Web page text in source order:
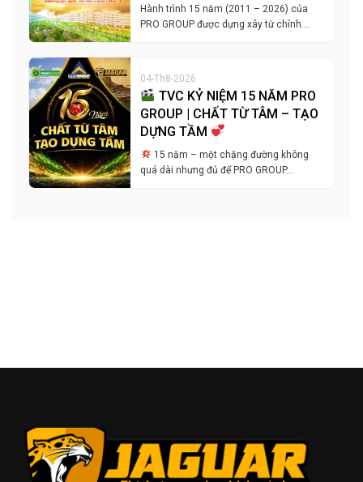
Hành trình 15 năm (2011 – 2026) của
PRO GROUP được dựng xây từ chính…
04-Th8-2026
TVC KỶ NIỆM 15 NĂM PRO
GROUP | CHẤT TỪ TÂM – TẠO
DỰNG TẦM
15 năm – một chặng đường không
quá dài nhưng đủ để PRO GROUP…